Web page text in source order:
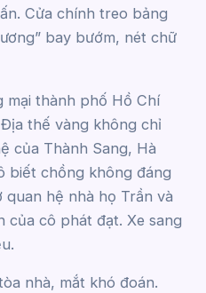
Cửa chính treo bảng
bay bướm, nét chữ
mại thành phố Hồ Chí
thế vàng không chỉ
của Thành Sang, Hà
biết chồng không đáng
hệ nhà họ Trần và
của cô phát đạt. Xe sang
nhà, mắt khó đoán.